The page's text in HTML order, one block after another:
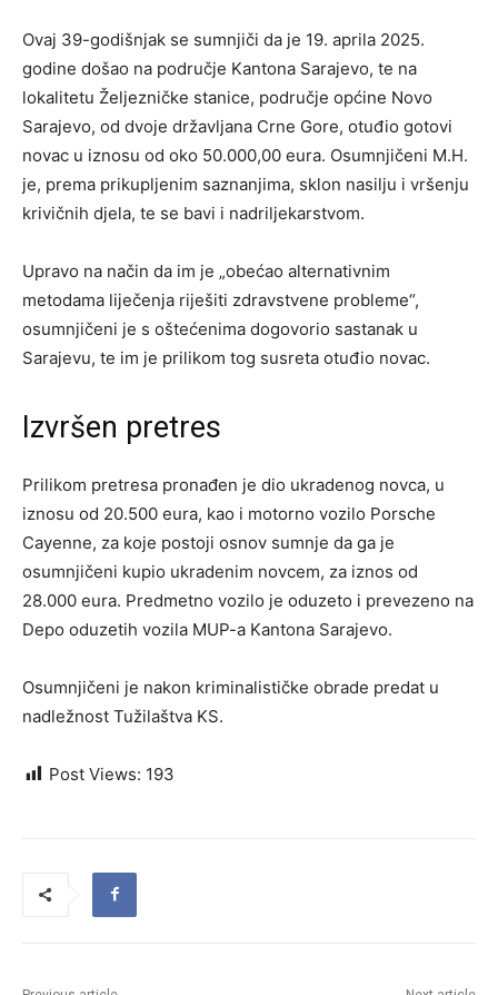
Ovaj 39-godišnjak se sumnjiči da je 19. aprila 2025.
godine došao na područje Kantona Sarajevo, te na
lokalitetu Željezničke stanice, područje općine Novo
Sarajevo, od dvoje državljana Crne Gore, otuđio gotovi
novac u iznosu od oko 50.000,00 eura. Osumnjičeni M.H.
je, prema prikupljenim saznanjima, sklon nasilju i vršenju
krivičnih djela, te se bavi i nadriljekarstvom.
Upravo na način da im je „obećao alternativnim
metodama liječenja riješiti zdravstvene probleme“,
osumnjičeni je s oštećenima dogovorio sastanak u
Sarajevu, te im je prilikom tog susreta otuđio novac.
Izvršen pretres
Prilikom pretresa pronađen je dio ukradenog novca, u
iznosu od 20.500 eura, kao i motorno vozilo Porsche
Cayenne, za koje postoji osnov sumnje da ga je
osumnjičeni kupio ukradenim novcem, za iznos od
28.000 eura. Predmetno vozilo je oduzeto i prevezeno na
Depo oduzetih vozila MUP-a Kantona Sarajevo.
Osumnjičeni je nakon kriminalističke obrade predat u
nadležnost Tužilaštva KS.
Post Views: 193